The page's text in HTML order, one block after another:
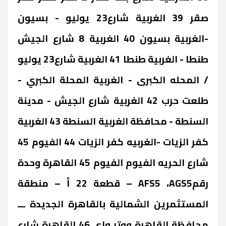
صقر 39 ‎الغربية ‎شارع23 يوليو - بسيون
-الغربية ‎بسيون 40 ‎الغربية ‎8 شارع الجيش
طنطا - الغربية ‎طنطا 41 ‎الغربية ‎شارع23 يوليو
/ المحله الكبرى - الغربية ‎المحلة الكبري -
طلعت حرب 42 ‎الغربية ‎شارع الجيش - مدينة
السنطة - محافظة الغربية ‎السنطة 43 ‎الغربية
‎كفر الزيات -الغربيه ‎كفر الزيات 44 ‎الفيوم ‎45
شارع الحريه الفيوم ‎الفيوم 45 ‎القاهرة ‎وحدة
رقمAFS5 ،AGS5 – قطعة 22 أ – منطقة
المستثمرين الشمالية بالقاهرة الجديدة ـــ